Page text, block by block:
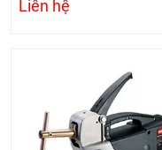
Liên hệ